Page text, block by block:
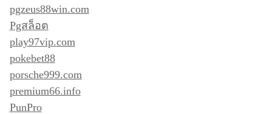
pgzeus88win.com
Pgสล็อต
play97vip.com
pokebet88
porsche999.com
premium66.info
PunPro